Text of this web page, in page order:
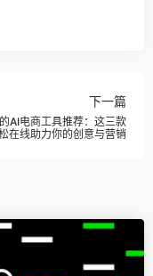
下一篇
AI电商工具推荐：这三款
在线助力你的创意与营销